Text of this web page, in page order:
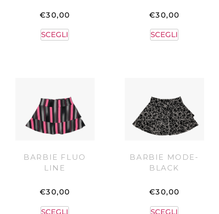
€30,00
SCEGLI
€30,00
SCEGLI
BARBIE FLUO
LINE
€30,00
SCEGLI
BARBIE MODE-
BLACK
€30,00
SCEGLI